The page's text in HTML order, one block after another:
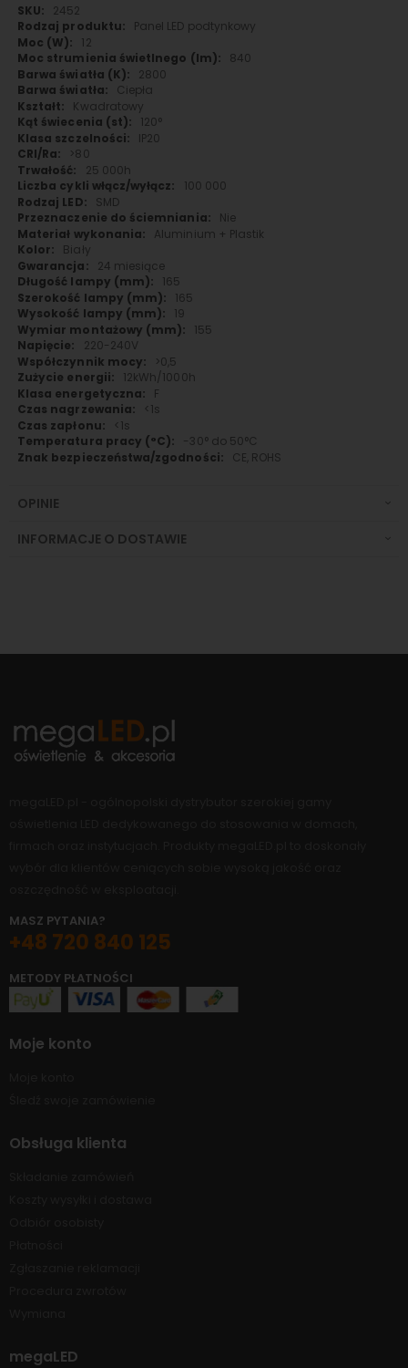
Więcej
informacji
2452
Panel LED podtynkowy
12
840
2800
Ciepła
Kwadratowy
120°
IP20
>80
25 000h
100 000
SMD
Nie
Aluminium + Plastik
Biały
24 miesiące
165
165
19
155
220-240V
>0,5
12kWh/1000h
F
<1s
<1s
-30° do 50°C
CE, ROHS
OPINIE
INFORMACJE O DOSTAWIE
MASZ PYTANIA?
+48 720 840 125
METODY PŁATNOŚCI
Moje konto
Obsługa klienta
megaLED